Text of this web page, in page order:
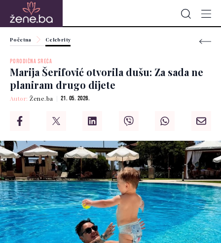
Početna Celebrity
PORODIČNA SREĆA
Marija Šerifović otvorila dušu: Za sada ne
planiram drugo dijete
Autor:Žene.ba 21. 05. 2026.